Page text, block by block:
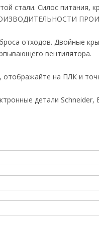
стали. Силос
отходов. Двойные
вентилятора.
отображайте на ПЛК и
детали